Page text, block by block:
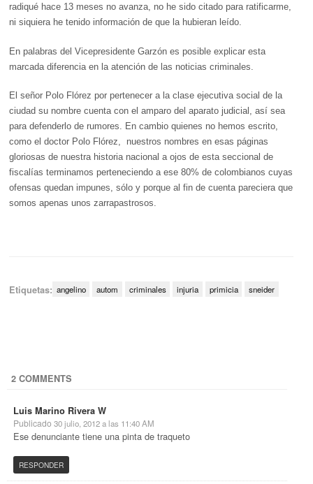
radiqué hace 13 meses no avanza, no he sido citado para ratificarme,
ni siquiera he tenido información de que la hubieran leído.
En palabras del Vicepresidente Garzón es posible explicar esta
marcada diferencia en la atención de las noticias criminales.
El señor Polo Flórez por pertenecer a la clase ejecutiva social de la
ciudad su nombre cuenta con el amparo del aparato judicial, así sea
para defenderlo de rumores. En cambio quienes no hemos escrito,
como el doctor Polo Flórez, nuestros nombres en esas páginas
gloriosas de nuestra historia nacional a ojos de esta seccional de
fiscalías terminamos perteneciendo a ese 80% de colombianos cuyas
ofensas quedan impunes, sólo y porque al fin de cuenta pareciera que
somos apenas unos zarrapastrosos.
Etiquetas: angelino autom criminales injuria primicia sneider
2 COMMENTS
Luis Marino Rivera W
Publicado30 julio, 2012 a las 11:40 AM
Ese denunciante tiene una pinta de traqueto
RESPONDER